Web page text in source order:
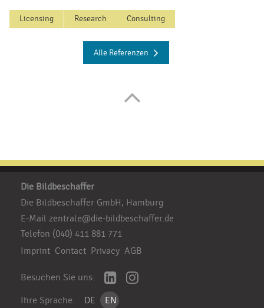
Licensing Research Consulting
Alle Referenzen
Die Bildbeschaffer
Die Bildbeschaffer GmbH, Hamburg
E-Mail zentrale@die-bildbeschaffer.de
Telefon (040) 411 881 771
Imprint Contact Privacy AGB
Besuchen Sie uns:
Ihre Sprache: DE EN